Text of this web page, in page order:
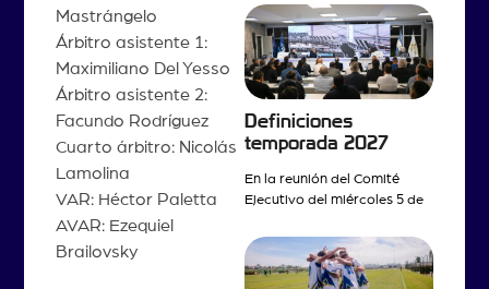
Mastrángelo
Árbitro asistente 1:
Maximiliano Del Yesso
Árbitro asistente 2:
Facundo Rodríguez
Cuarto árbitro: Nicolás
Lamolina
VAR: Héctor Paletta
AVAR: Ezequiel
Brailovsky
Definiciones
temporada 2027
En la reunión del Comité
Ejecutivo del miércoles 5 de